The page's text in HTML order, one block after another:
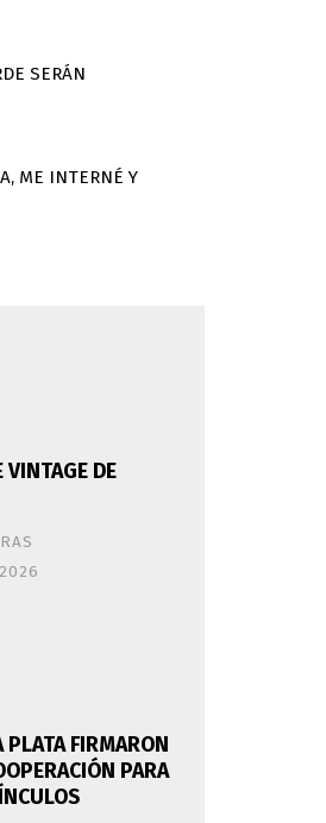
SERÁN
ME INTERNÉ Y
VINTAGE DE
FIRMARON
PARA